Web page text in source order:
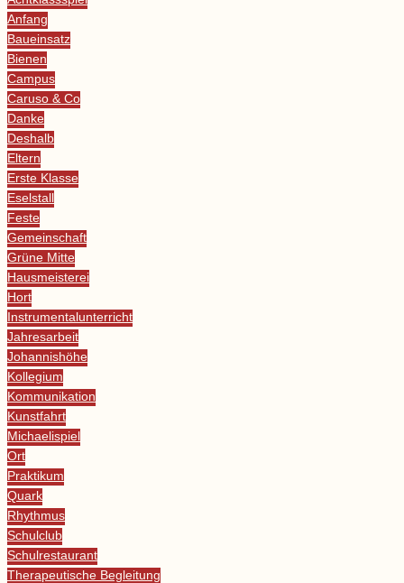
Anfang
Baueinsatz
Bienen
Campus
Caruso & Co
Danke
Deshalb
Eltern
Erste Klasse
Eselstall
Feste
Gemeinschaft
Grüne Mitte
Hausmeisterei
Hort
Instrumentalunterricht
Jahresarbeit
Johannishöhe
Kollegium
Kommunikation
Kunstfahrt
Michaelispiel
Ort
Praktikum
Quark
Rhythmus
Schulclub
Schulrestaurant
Therapeutische Begleitung